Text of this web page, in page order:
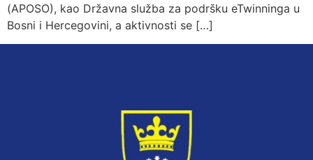
(APOSO), kao Državna služba za podršku eTwinninga u
Bosni i Hercegovini, a aktivnosti se […]